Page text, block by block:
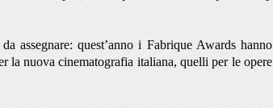
assegnare: quest’anno i Fabrique Awards hanno
la nuova cinematografia italiana, quelli per le opere